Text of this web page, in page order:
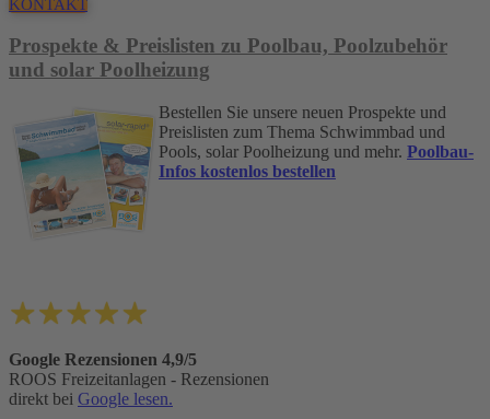
KONTAKT
Prospekte & Preislisten zu Poolbau, Poolzubehör
und solar Poolheizung
Bestellen Sie unsere neuen Prospekte und
Preislisten zum Thema Schwimmbad und
Pools, solar Poolheizung und mehr. Poolbau-
Infos kostenlos bestellen
Google Rezensionen 4,9/5
ROOS Freizeitanlagen - Rezensionen
direkt bei Google lesen.